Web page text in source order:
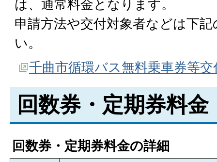
は、通常料金となります。
申請方法や交付対象者などは下
い。
千曲市循環バス無料乗車券等交
回数券・定期券料金
回数券・定期券料金の詳細